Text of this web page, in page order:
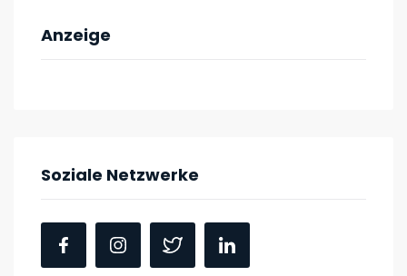
Anzeige
Soziale Netzwerke